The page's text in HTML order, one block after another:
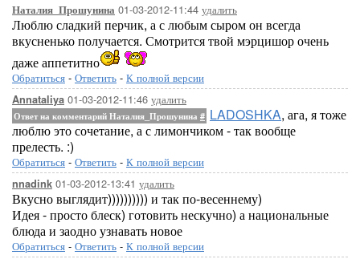
Наталия_Прошунина 01-03-2012-11:44 удалить
Люблю сладкий перчик, а с любым сыром он всегда
вкусненько получается. Смотрится твой мэрцишор очень
даже аппетитно
Обратиться - Ответить - К полной версии
Annataliya 01-03-2012-11:46 удалить
Ответ на комментарий Наталия_Прошунина # LADOSHKA, ага, я тоже
люблю это сочетание, а с лимончиком - так вообще
прелесть. :)
Обратиться - Ответить - К полной версии
nnadink 01-03-2012-13:41 удалить
Вкусно выглядит)))))))))) и так по-весеннему)
Идея - просто блеск) готовить нескучно) а национальные
блюда и заодно узнавать новое
Обратиться - Ответить - К полной версии